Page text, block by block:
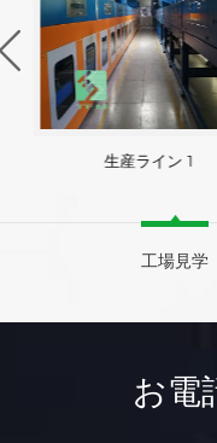
生産ライン 1
工場見学
お電